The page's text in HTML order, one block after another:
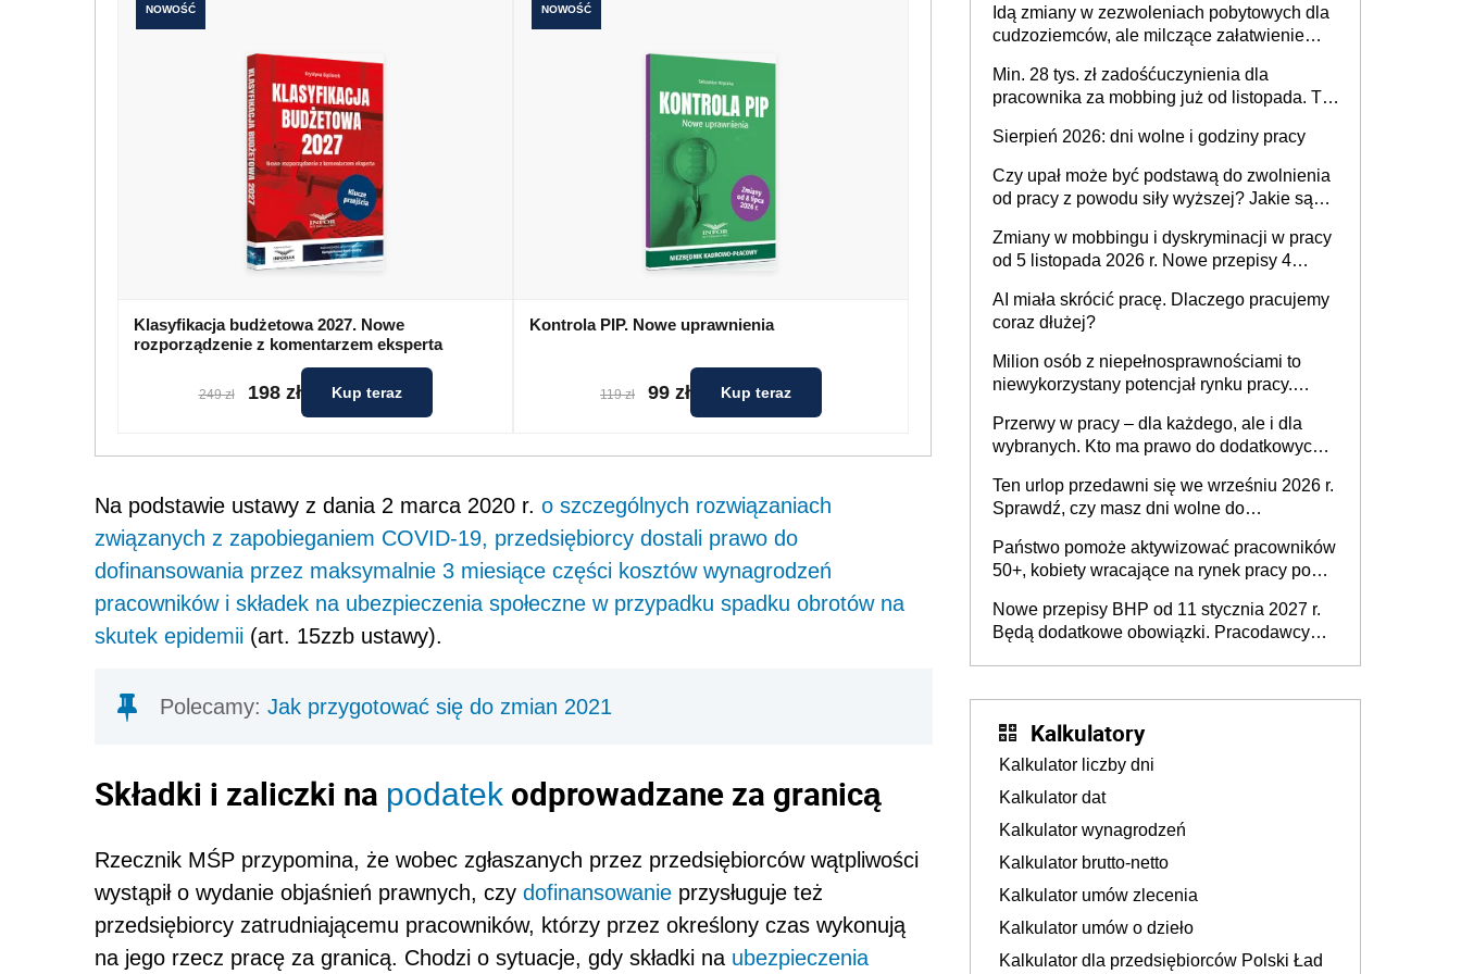
NOWOŚĆ
Klasyfikacja budżetowa 2027. Nowe
rozporządzenie z komentarzem eksperta
249 zł 198 zł Kup teraz
NOWOŚĆ
Kontrola PIP. Nowe uprawnienia
119 zł 99 zł Kup teraz
Na podstawie ustawy z dania 2 marca 2020 r. o szczególnych rozwiązaniach
związanych z zapobieganiem COVID-19, przedsiębiorcy dostali prawo do
dofinansowania przez maksymalnie 3 miesiące części kosztów wynagrodzeń
pracowników i składek na ubezpieczenia społeczne w przypadku spadku obrotów na
skutek epidemii (art. 15zzb ustawy).
Polecamy: Jak przygotować się do zmian 2021
Składki i zaliczki na podatek odprowadzane za granicą
Rzecznik MŚP przypomina, że wobec zgłaszanych przez przedsiębiorców wątpliwości
wystąpił o wydanie objaśnień prawnych, czy dofinansowanie przysługuje też
przedsiębiorcy zatrudniającemu pracowników, którzy przez określony czas wykonują
na jego rzecz pracę za granicą. Chodzi o sytuacje, gdy składki na ubezpieczenia
dni od ustania stosunku pracy
Idą zmiany w zezwoleniach pobytowych dla
cudzoziemców, ale milczące załatwienie
Min. 28 tys. zł zadośćuczynienia dla
pracownika za mobbing już od listopada. To
zespołu
Sierpień 2026: dni wolne i godziny pracy
Czy upał może być podstawą do zwolnienia
od pracy z powodu siły wyższej? Jakie są
Zmiany w mobbingu i dyskryminacji w pracy
od 5 listopada 2026 r. Nowe przepisy 4
Ustaw
AI miała skrócić pracę. Dlaczego pracujemy
coraz dłużej?
Milion osób z niepełnosprawnościami to
niewykorzystany potencjał rynku pracy.
dofinansowań czy refundacji, ale bariery po
stronie systemu i świadomości
pracodawców [WYWIAD]
Przerwy w pracy – dla każdego, ale i dla
wybranych. Kto ma prawo do dodatkowych
Ten urlop przedawni się we wrześniu 2026 r.
Sprawdź, czy masz dni wolne do
Państwo pomoże aktywizować pracowników
50+, kobiety wracające na rynek pracy po
osoby neuroatypowe. Powstanie Fundusz
na rzecz Inkluzywności w Zatrudnianiu?
Nowe przepisy BHP od 11 stycznia 2027 r.
Będą dodatkowe obowiązki. Pracodawcy
Kalkulatory
Kalkulator liczby dni
Kalkulator dat
Kalkulator wynagrodzeń
Kalkulator brutto-netto
Kalkulator umów zlecenia
Kalkulator umów o dzieło
Kalkulator dla przedsiębiorców Polski Ład